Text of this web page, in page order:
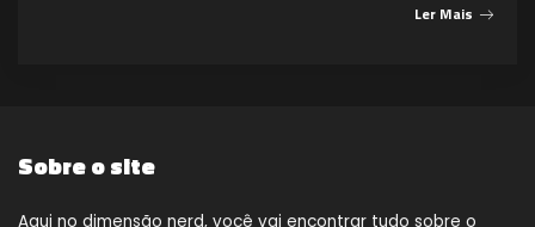
Ler Mais
Sobre o site
Aqui no dimensão nerd, você vai encontrar tudo sobre o